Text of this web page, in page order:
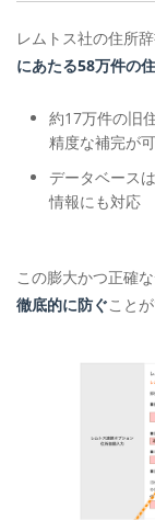
レムトス社の住所辞
にあたる58万件の
約17万件の旧
精度な補完が
データベースは
情報にも対応
この膨大かつ正確な
徹底的に防ぐこと